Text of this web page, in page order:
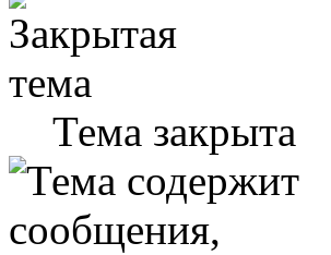
Тема закрыта